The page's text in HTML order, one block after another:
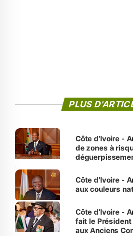
PLUS
Côte d’Ivoire -
de zones à
l'Etat de droit
vies humaines »
Côte d'Ivoire -
aux couleurs
Côte d’Ivoire -
fait le Président
aux Anciens